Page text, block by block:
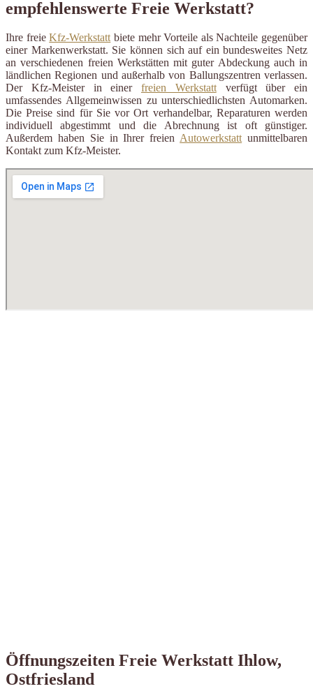
empfehlenswerte Freie Werkstatt?
Ihre freieKfz-Werkstattbiete mehr Vorteile als Nachteile gegenüber
einer Markenwerkstatt. Sie können sich auf ein bundesweites Netz
an verschiedenen freien Werkstätten mit guter Abdeckung auch in
ländlichen Regionen und außerhalb von Ballungszentren verlassen.
Der Kfz-Meister in einer freien Werkstattverfügt über ein
umfassendes Allgemeinwissen zu unterschiedlichsten Automarken.
Die Preise sind für Sie vor Ort verhandelbar, Reparaturen werden
individuell abgestimmt und die Abrechnung ist oft günstiger.
Außerdem haben Sie in Ihrer freienAutowerkstattunmittelbaren
Kontakt zum Kfz-Meister.
Öffnungszeiten Freie Werkstatt Ihlow,
Ostfriesland